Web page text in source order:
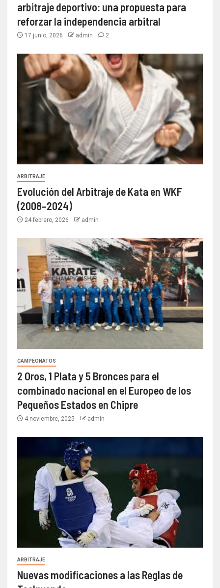
arbitraje deportivo: una propuesta para
reforzar la independencia arbitral
17 junio, 2026 admin 2
ARBITRAJE
Evolución del Arbitraje de Kata en WKF
(2008–2024)
24 febrero, 2026 admin
CAMPEONATOS
2 Oros, 1 Plata y 5 Bronces para el
combinado nacional en el Europeo de los
Pequeños Estados en Chipre
4 noviembre, 2025 admin
ARBITRAJE
Nuevas modificaciones a las Reglas de